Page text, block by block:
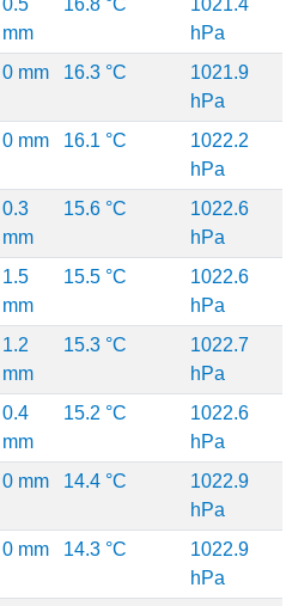
0.5
mm
16.8 °C
1021.4
hPa
0 mm 16.3 °C
1021.9
hPa
0 mm 16.1 °C
1022.2
hPa
0.3
mm
15.6 °C
1022.6
hPa
1.5
mm
15.5 °C
1022.6
hPa
1.2
mm
15.3 °C
1022.7
hPa
0.4
mm
15.2 °C
1022.6
hPa
0 mm 14.4 °C
1022.9
hPa
0 mm 14.3 °C
1022.9
hPa